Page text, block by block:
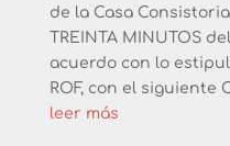
de la Casa
TREINTA MINUTOS
acuerdo con lo
ROF, con el siguiente
leer más